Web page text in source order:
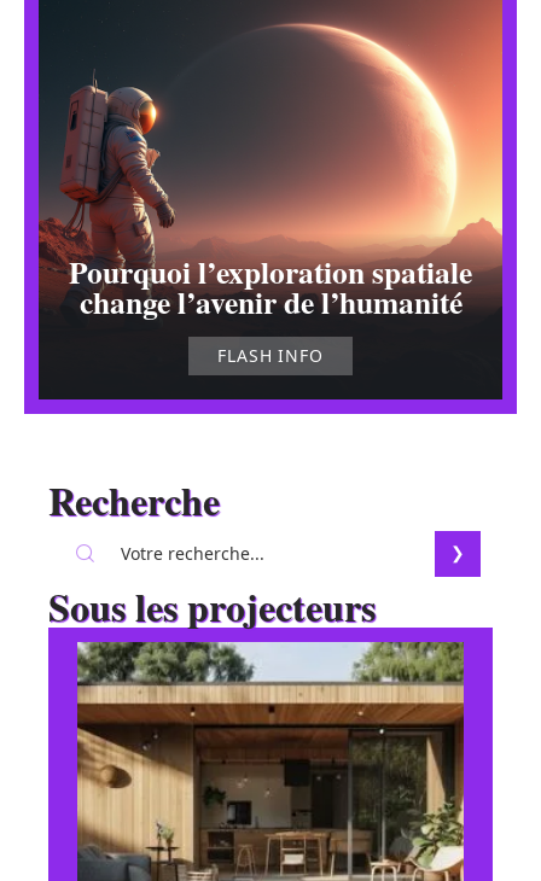
Pourquoi l’exploration spatiale
change l’avenir de l’humanité
FLASH INFO
Recherche
Sous les projecteurs